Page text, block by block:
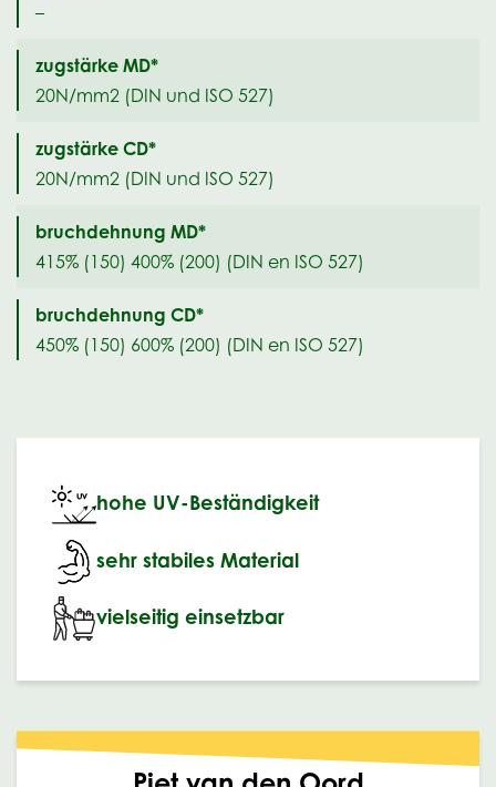
–
zugstärke MD*
20N/mm2 (DIN und ISO 527)
zugstärke CD*
20N/mm2 (DIN und ISO 527)
bruchdehnung MD*
415% (150) 400% (200) (DIN en ISO 527)
bruchdehnung CD*
450% (150) 600% (200) (DIN en ISO 527)
hohe UV-Beständigkeit
sehr stabiles Material
vielseitig einsetzbar